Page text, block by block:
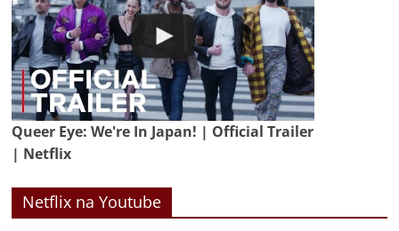
Queer Eye: We're In Japan! | Official Trailer
| Netflix
Netflix na Youtube